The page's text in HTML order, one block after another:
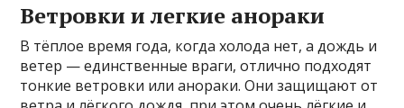
Ветровки и легкие анораки
В тёплое время года, когда холода нет, а дождь и
ветер — единственные враги, отлично подходят
тонкие ветровки или анораки. Они защищают от